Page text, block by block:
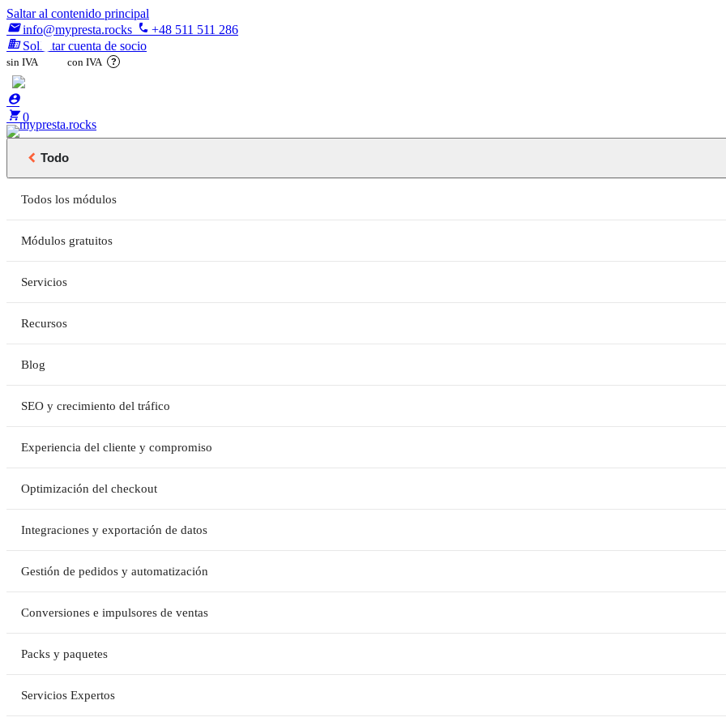
Saltar al contenido principal
info@mypresta.rocks phone +48 511 511 286
businessSolicitar cuenta de socio
sin IVA con IVA ?

 0
 Todo
Todos los módulos
Módulos gratuitos
Servicios
Recursos
Blog
SEO y crecimiento del tráfico
Experiencia del cliente y compromiso
Optimización del checkout
Integraciones y exportación de datos
Gestión de pedidos y automatización
Conversiones e impulsores de ventas
Packs y paquetes
Servicios Expertos